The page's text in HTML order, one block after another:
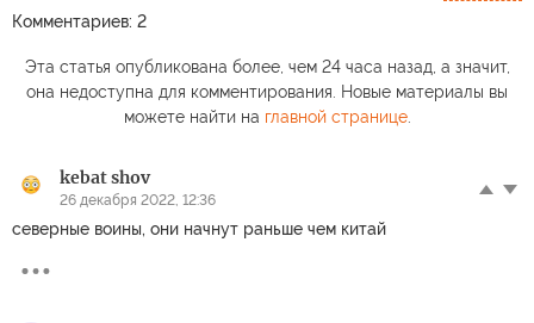
Комментариев: 2
Эта статья опубликована более, чем 24 часа назад, а значит,
она недоступна для комментирования. Новые материалы вы
можете найти на главной странице.
kebat shov
26 декабря 2022, 12:36
северные воины, они начнут раньше чем китай